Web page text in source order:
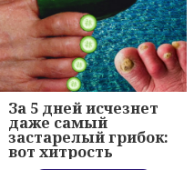
За 5 дней исчезнет
даже самый
застарелый грибок:
вот хитрость